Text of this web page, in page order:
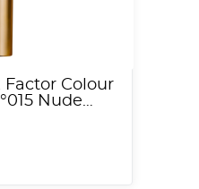
Factor Colour
Nude